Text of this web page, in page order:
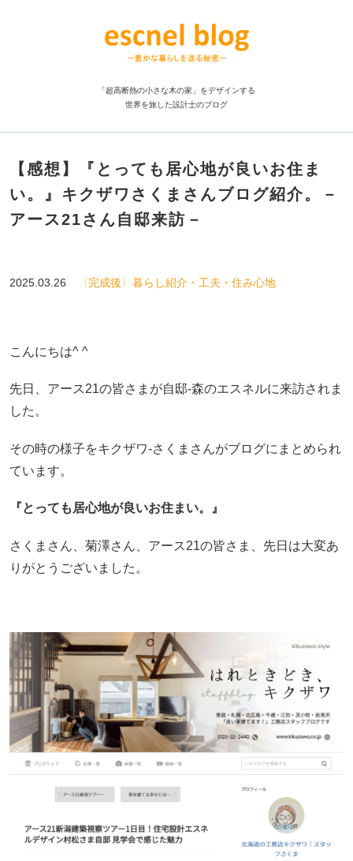
「超高断熱の小さな木の家」をデザインする
世界を旅した設計士のブログ
【感想】『とっても居心地が良いお住ま
い。』キクザワさくまさんブログ紹介。－
アース21さん自邸来訪－
2025.03.26 〈完成後〉暮らし紹介・工夫・住み心地
こんにちは^ ^
先日、アース21の皆さまが自邸-森のエスネルに来訪されま
した。
その時の様子をキクザワ-さくまさんがブログにまとめられ
ています。
『とっても居心地が良いお住まい。』
さくまさん、菊澤さん、アース21の皆さま、先日は大変あ
りがとうございました。